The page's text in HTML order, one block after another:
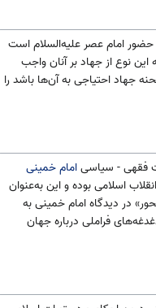
امام عصر علیه‌السلام است
این نوع از جهاد بر آنان واجب
جهاد احتیاجی به آن‌ها باشد را
فقهی - سیاسیامام خمینی
اسلامی بوده و این به‌عنوان
در دیدگاه امام خمینی به
فراملی درباره جهان